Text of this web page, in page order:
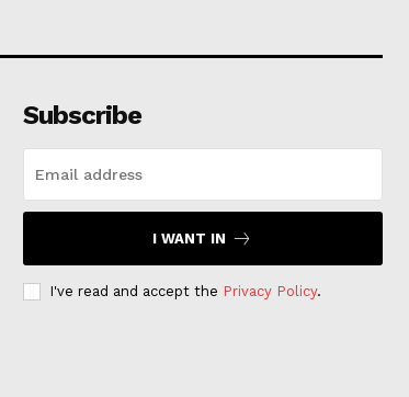
Subscribe
I WANT IN
I've read and accept the Privacy Policy.